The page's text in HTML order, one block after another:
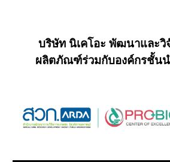
บริษัท นิเคโอะ พัฒนาและวิ
ผลิตภัณฑ์ร่วมกับองค์กรชั้นน